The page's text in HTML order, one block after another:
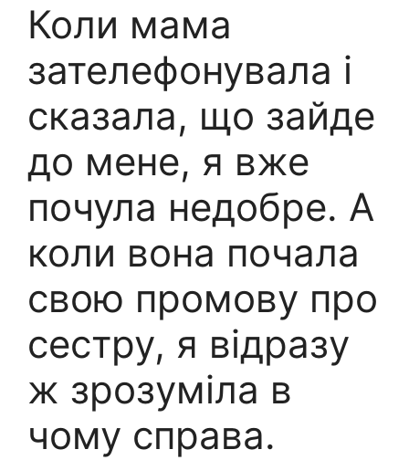
Коли мама
зателефонувала і
сказала, що зайде
до мене, я вже
почула недобре. А
коли вона почала
свою промову про
сестру, я відразу
ж зрозуміла в
чому справа.